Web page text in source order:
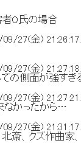
者O氏の場合
09/27(金)
09/27(金)
ての側面が強すぎ
09/27(金)
なかったから…
27(金)
、クズ作曲家